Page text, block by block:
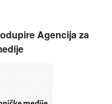
Agencija za